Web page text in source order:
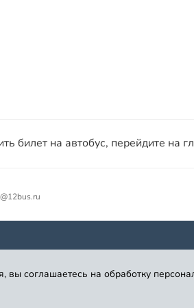
билет на автобус, перейдите на
соглашаетесь на обработку